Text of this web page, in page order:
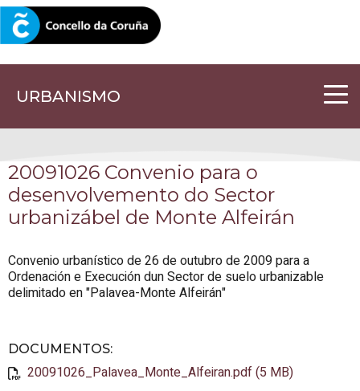
URBANISMO
CORUNA.GAL
20091026 Convenio para o
desenvolvemento do Sector
urbanizábel de Monte Alfeirán
Convenio urbanístico de 26 de outubro de 2009 para a
Ordenación e Execución dun Sector de suelo urbanizable
delimitado en "Palavea-Monte Alfeirán"
DOCUMENTOS:
20091026_Palavea_Monte_Alfeiran.pdf (5 MB)